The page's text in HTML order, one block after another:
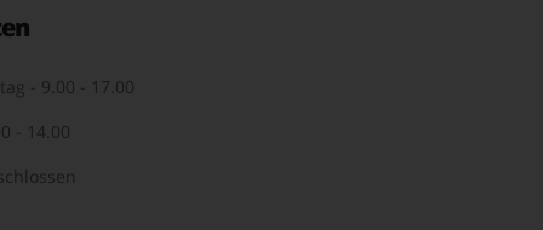
- 9.00 - 17.00
- 14.00